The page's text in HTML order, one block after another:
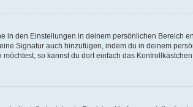
in den Einstellungen in deinem persönlichen Bereich
Signatur auch hinzufügen, indem du in deinem
so kannst du dort einfach das